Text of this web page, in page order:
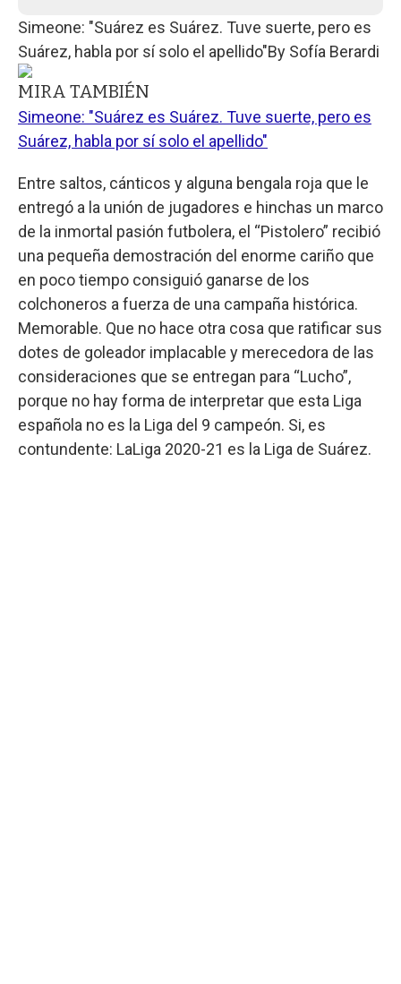
Simeone: "Suárez es Suárez. Tuve suerte, pero es
Suárez, habla por sí solo el apellido"By Sofía Berardi
MIRA TAMBIÉN
Simeone: "Suárez es Suárez. Tuve suerte, pero es
Suárez, habla por sí solo el apellido"
Entre saltos, cánticos y alguna bengala roja que le
entregó a la unión de jugadores e hinchas un marco
de la inmortal pasión futbolera, el “Pistolero” recibió
una pequeña demostración del enorme cariño que
en poco tiempo consiguió ganarse de los
colchoneros a fuerza de una campaña histórica.
Memorable. Que no hace otra cosa que ratificar sus
dotes de goleador implacable y merecedora de las
consideraciones que se entregan para “Lucho”,
porque no hay forma de interpretar que esta Liga
española no es la Liga del 9 campeón. Si, es
contundente: LaLiga 2020-21 es la Liga de Suárez.